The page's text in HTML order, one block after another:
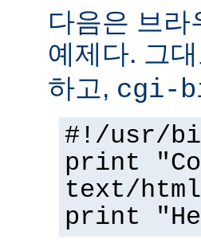
다음은 브라
예제다. 그대
하고, cgi-
#!/usr/
print
text/
print